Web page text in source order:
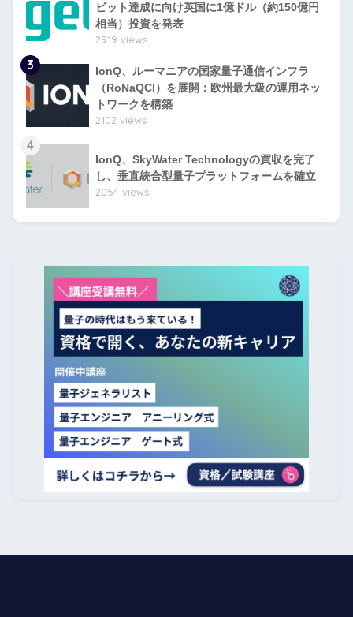
ビット達成に向け英国に1億ドル（約150億円
相当）投資を発表
2919 views
3
IonQ、ルーマニアの国家量子通信インフラ
（RoNaQCI）を展開：欧州最大級の運用ネッ
トワークを構築
2102 views
4
IonQ、SkyWater Technologyの買収を完了
し、垂直統合型量子プラットフォームを確立
2054 views